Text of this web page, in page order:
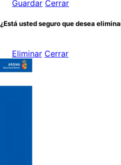
Guardar Cerrar
¿Está usted seguro que desea
Eliminar Cerrar